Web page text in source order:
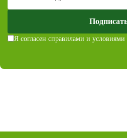
Я согласен справилами и условиями